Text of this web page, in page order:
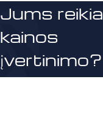
Jums reikia
kainos
įvertinimo?